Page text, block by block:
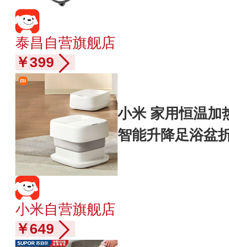
泰昌自营旗舰店
￥399
小米 家用恒温加
智能升降足浴盆
小米自营旗舰店
￥649